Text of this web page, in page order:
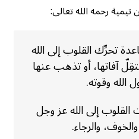
رحمه الله تعالى:
تحرِّك القلوب إلى الله
آفاتها، أو تذهب عنها
الله وقوته.
إلى الله عز وجل
والرجاء.